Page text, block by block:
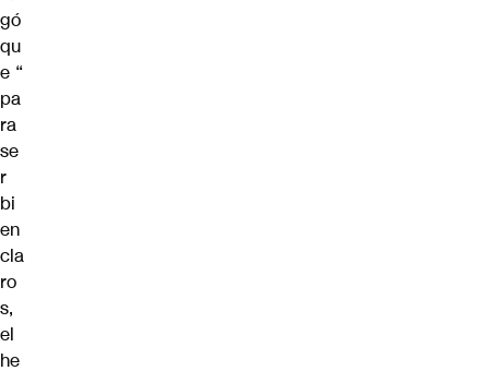
gó
qu
e “
pa
ra
se
r
bi
en
cla
ro
s,
el
he